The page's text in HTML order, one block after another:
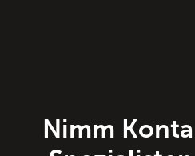
Nimm